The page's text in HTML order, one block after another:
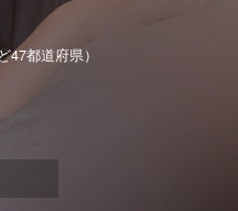
都道府県）